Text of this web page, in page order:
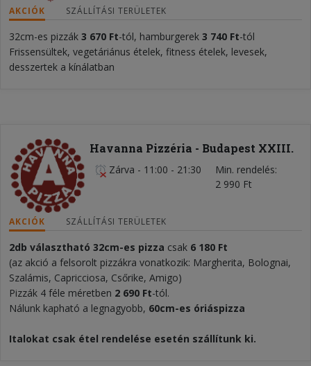
AKCIÓK SZÁLLÍTÁSI TERÜLETEK
32cm-es pizzák 3 670 Ft-tól, hamburgerek 3 740 Ft-tól
Frissensültek, vegetáriánus ételek, fitness ételek, levesek,
desszertek a kínálatban
Havanna Pizzéria - Budapest XXIII.
Zárva - 11:00 - 21:30
Min. rendelés
2 990 Ft
AKCIÓK SZÁLLÍTÁSI TERÜLETEK
2db választható 32cm-es pizza csak 6 180 Ft
(az akció a felsorolt pizzákra vonatkozik: Margherita, Bolognai,
Szalámis, Capricciosa, Csőrike, Amigo)
Pizzák 4 féle méretben 2 690 Ft-tól.
Nálunk kapható a legnagyobb, 60cm-es óriáspizza
Italokat csak étel rendelése esetén szállítunk ki.